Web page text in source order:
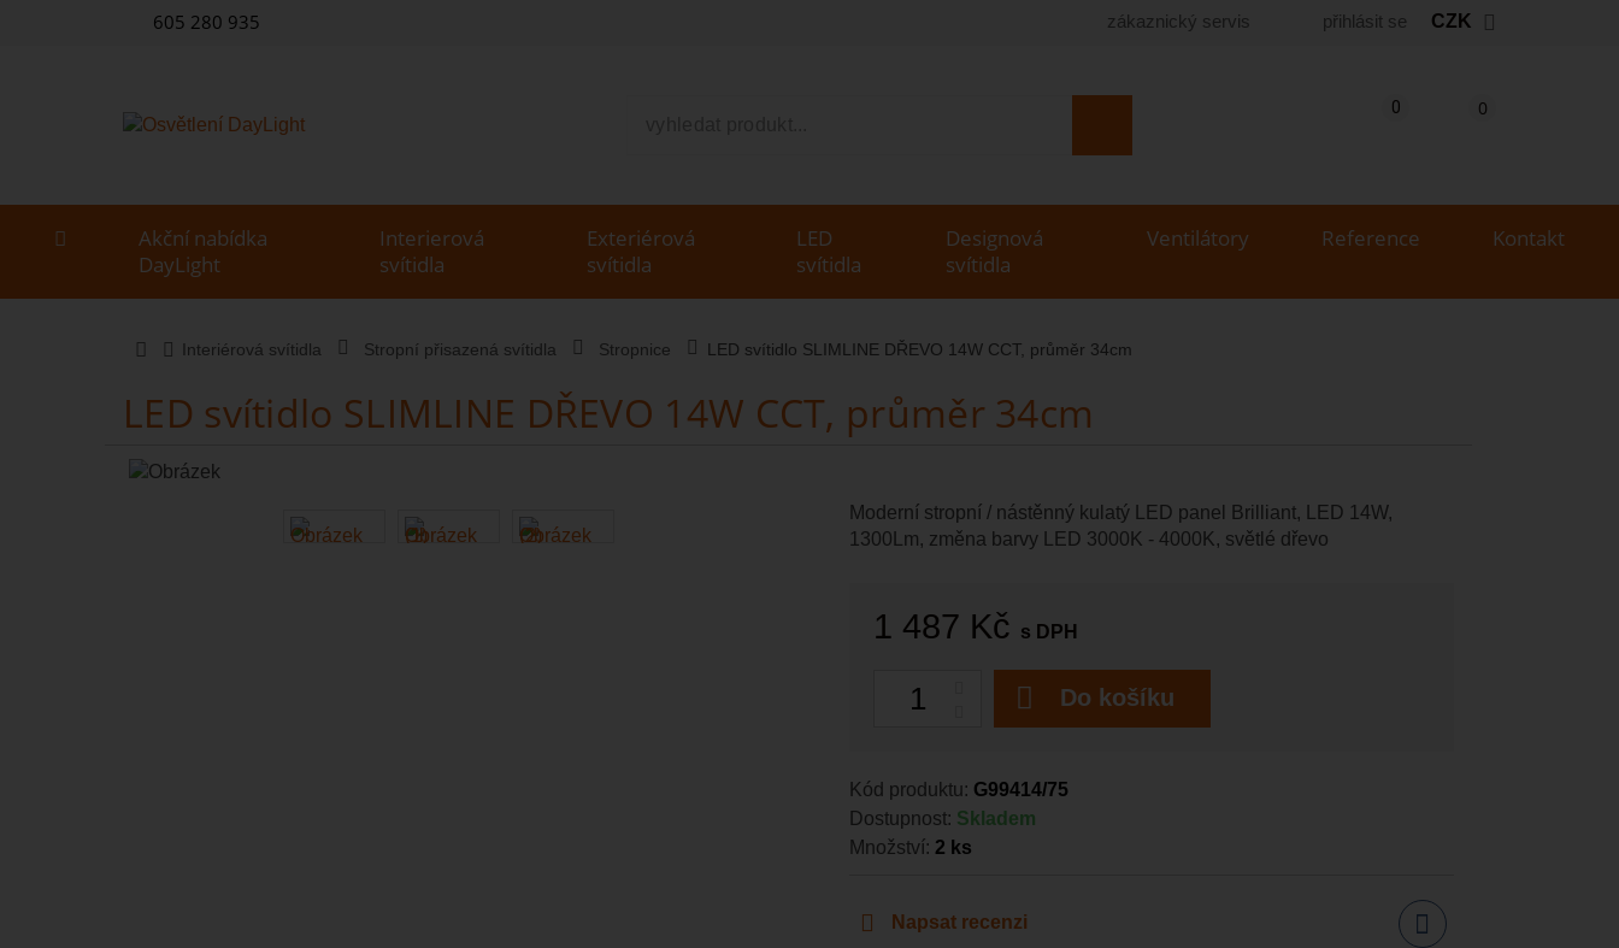
605 280 935 zákaznický servis přihlásit se CZK
0
(prázdný)
0
Porovnání produktů
Akční nabídka
DayLight
Interierová
svítidla
Exteriérová
svítidla
LED
svítidla
Designová
svítidla
Ventilátory Reference Kontakt
Interiérová svítidla Stropní přisazená svítidla Stropnice LED svítidlo SLIMLINE DŘEVO 14W CCT, průměr 34cm
LED svítidlo SLIMLINE DŘEVO 14W CCT, průměr 34cm
Moderní stropní / nástěnný kulatý LED panel Brilliant, LED 14W,
1300Lm, změna barvy LED 3000K - 4000K, světlé dřevo
1 487 Kč s DPH
Do košíku
Kód produktu: G99414/75
Dostupnost: Skladem
Množství: 2 ks
Napsat recenzi
Sdílet